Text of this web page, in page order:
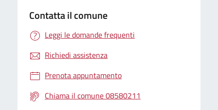
Contatta il comune
Leggi le domande frequenti
Richiedi assistenza
Prenota appuntamento
Chiama il comune 08580211